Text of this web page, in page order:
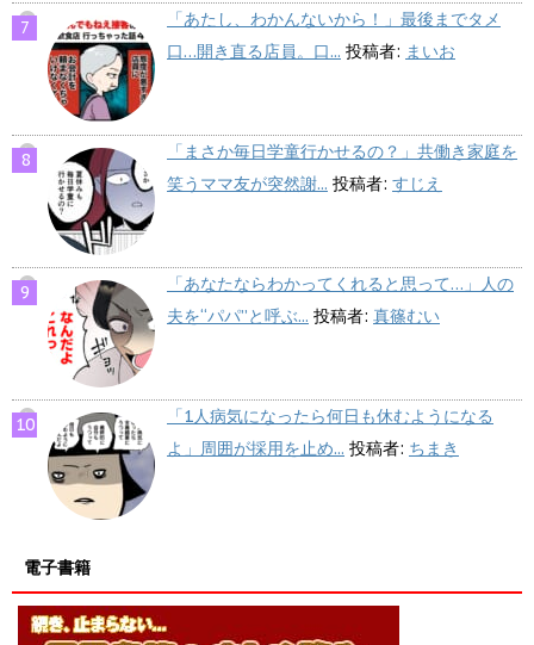
「あたし、わかんないから！」最後までタメ
口…開き直る店員。口... 投稿者: まいお
「まさか毎日学童行かせるの？」共働き家庭を
笑うママ友が突然謝... 投稿者: すじえ
「あなたならわかってくれると思って…」人の
夫を“パパ”と呼ぶ... 投稿者: 真篠むい
「1人病気になったら何日も休むようになる
よ」周囲が採用を止め... 投稿者: ちまき
電子書籍